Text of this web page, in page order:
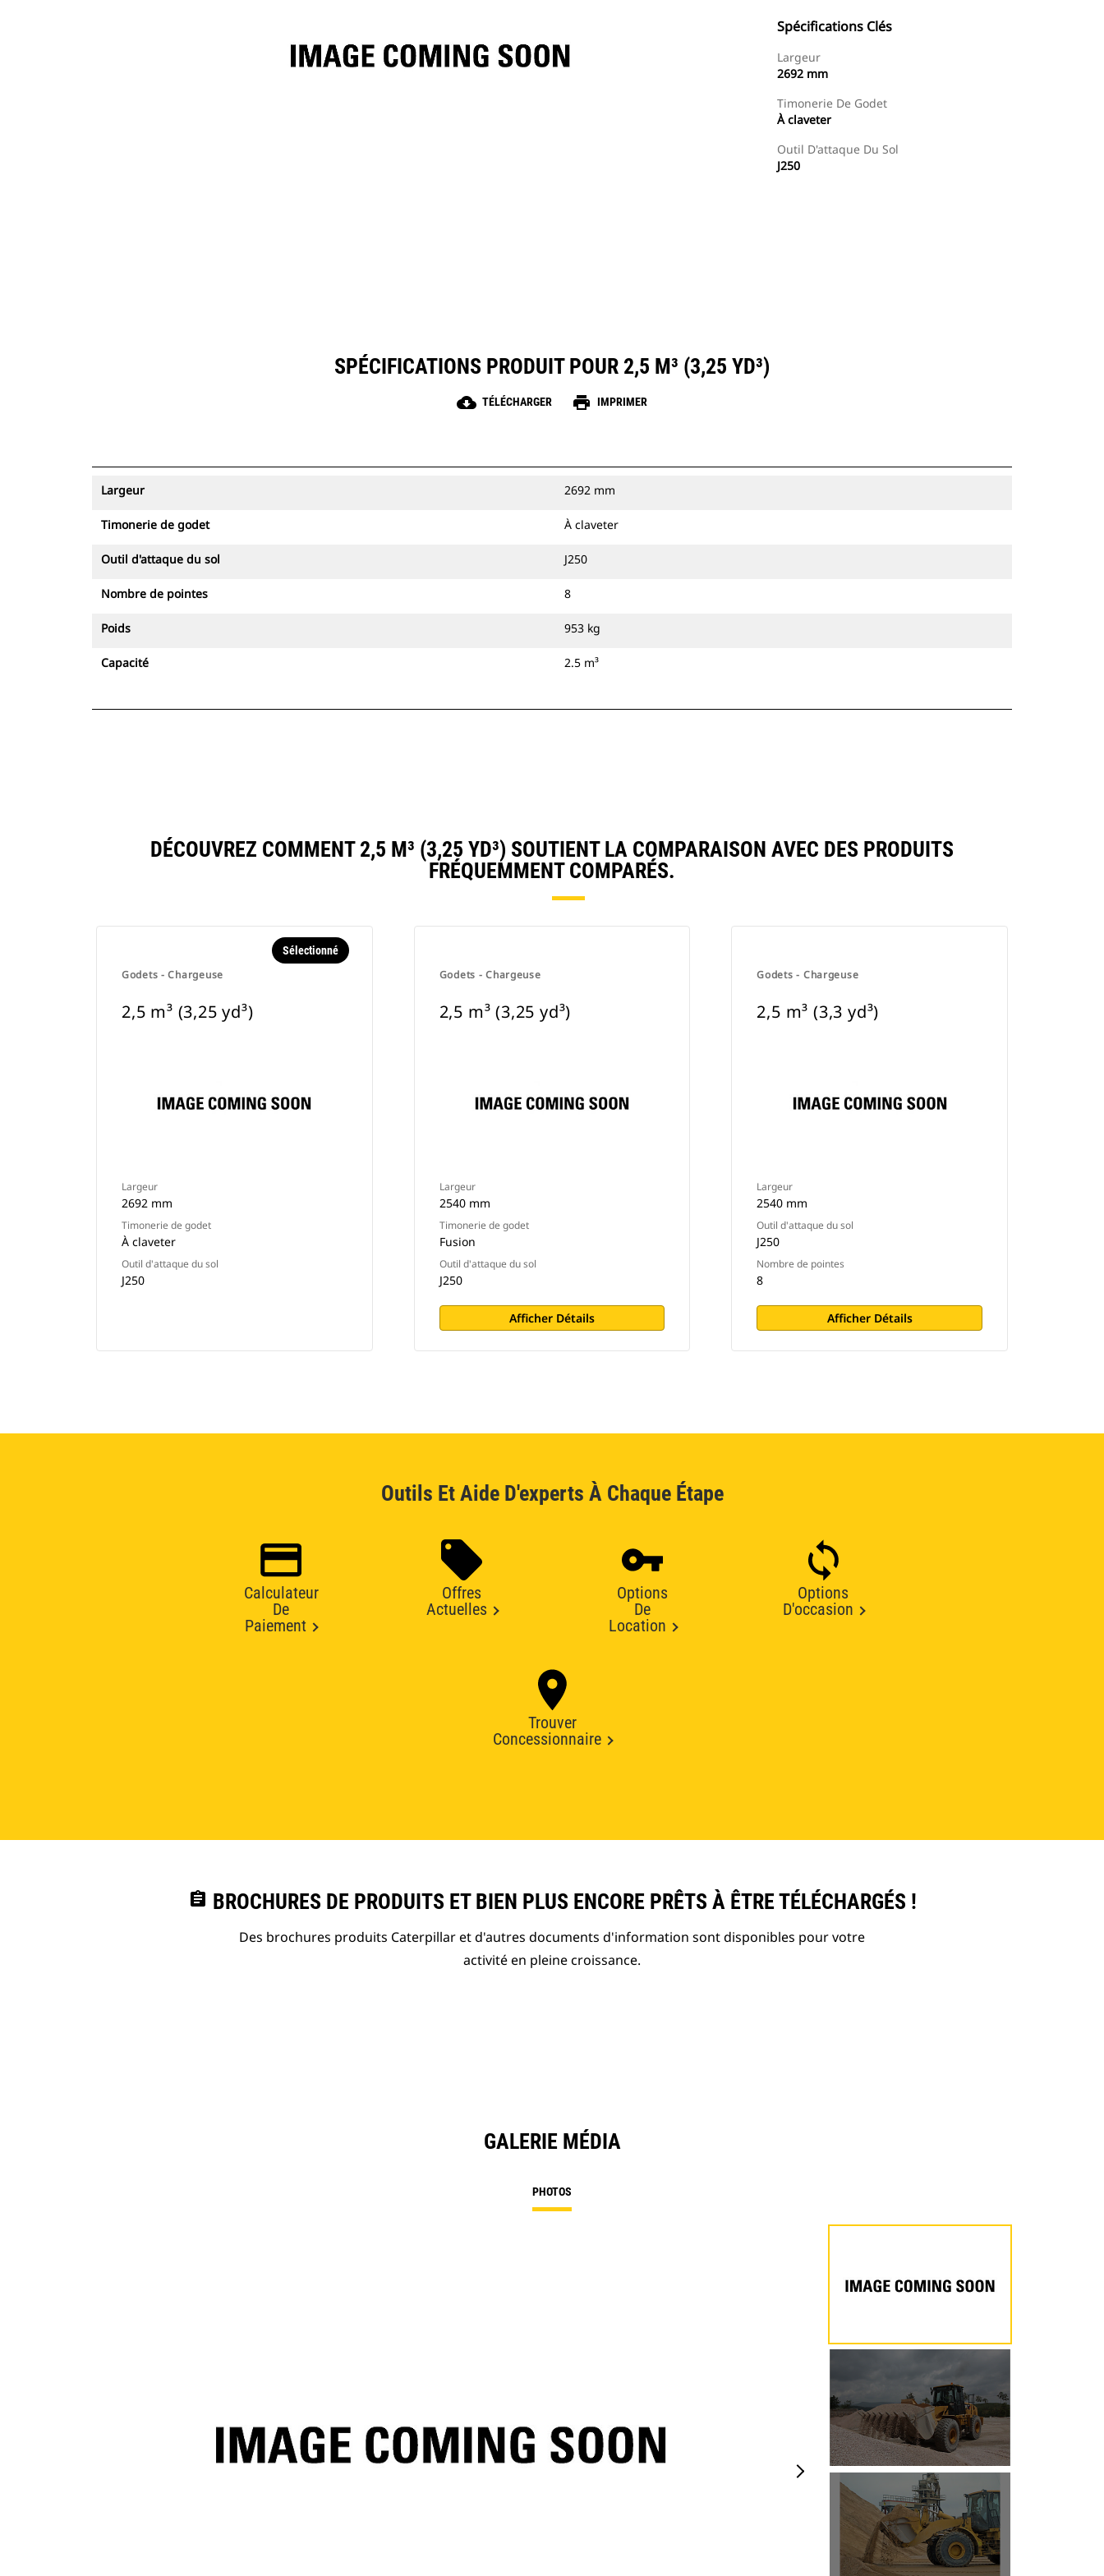
Spécifications Clés
Largeur
2692 mm
Timonerie De Godet
À claveter
Outil D'attaque Du Sol
J250
SPÉCIFICATIONS PRODUIT POUR 2,5 M³ (3,25 YD³)
cloud_download TÉLÉCHARGER print IMPRIMER
Largeur 2692 mm
Timonerie de godet À claveter
Outil d'attaque du sol J250
Nombre de pointes 8
Poids 953 kg
Capacité 2.5 m³
DÉCOUVREZ COMMENT 2,5 M³ (3,25 YD³) SOUTIENT LA COMPARAISON AVEC DES PRODUITS
FRÉQUEMMENT COMPARÉS.
Godets - Chargeuse
Sélectionné
2,5 m³ (3,25 yd³)
Largeur
2692 mm
Timonerie de godet
À claveter
Outil d'attaque du sol
J250
Godets - Chargeuse
2,5 m³ (3,25 yd³)
Largeur
2540 mm
Timonerie de godet
Fusion
Outil d'attaque du sol
J250
Afficher Détails
Godets - Chargeuse
2,5 m³ (3,3 yd³)
Largeur
2540 mm
Outil d'attaque du sol
J250
Nombre de pointes
8
Afficher Détails
Outils Et Aide D'experts À Chaque Étape
Calculateur
De
Paiement
Offres
Actuelles
Options
De
Location
Options
D'occasion
Trouver
Concessionnaire
assignment BROCHURES DE PRODUITS ET BIEN PLUS ENCORE PRÊTS À ÊTRE TÉLÉCHARGÉS !
Des brochures produits Caterpillar et d'autres documents d'information sont disponibles pour votre
activité en pleine croissance.
GALERIE MÉDIA
PHOTOS